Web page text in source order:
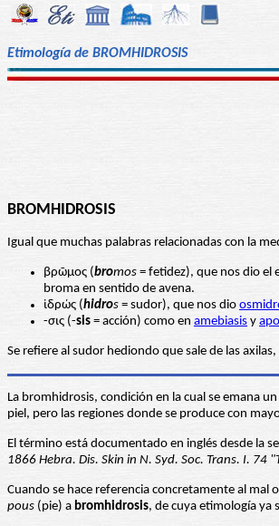
Etimología de BROMHIDROSIS
BROMHIDROSIS
Igual que muchas palabras relacionadas con la
βρῶμος (bromos = fetidez), que nos dio el
broma en sentido de avena.
ἱδρώς (hidros = sudor), que nos dio
-σις (-sis = acción) como en amebiasis y
Se refiere al sudor hediondo que sale de las
La bromhidrosis, condición en la cual se emana
piel, pero las regiones donde se produce con
El término está documentado en inglés desde la
1866 Hebra. Dis. Skin in N. Syd. Soc. Trans. I.
Cuando se hace referencia concretamente al mal
pous (pie) a bromhidrosis, de cuya etimología ya